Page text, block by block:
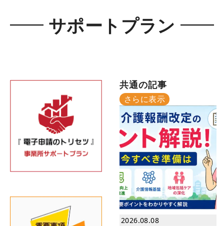
2026.06.083‑20．2026年度から義務化「カスハ
ラ対応」｜運営規定や...
2026.06.061-48.5月から新LIFEへ移行開始 今す
ぐ知っておくべき...
2026.06.051-47.5月から新LIFEへ移行開始 今す
ぐ知っておくべき...
1-50.【2026年最新】ケアプランデ
ータ連携とは？“失敗...
ビーブリッドの「ALL-IN-ONE」～
新LIFE・ケアプラ...
サポートプラン
共通の記事
さらに表示
2026.08.08